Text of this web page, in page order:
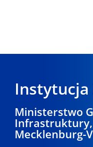
Instytucja
Ministerstwo
Mecklenburg-